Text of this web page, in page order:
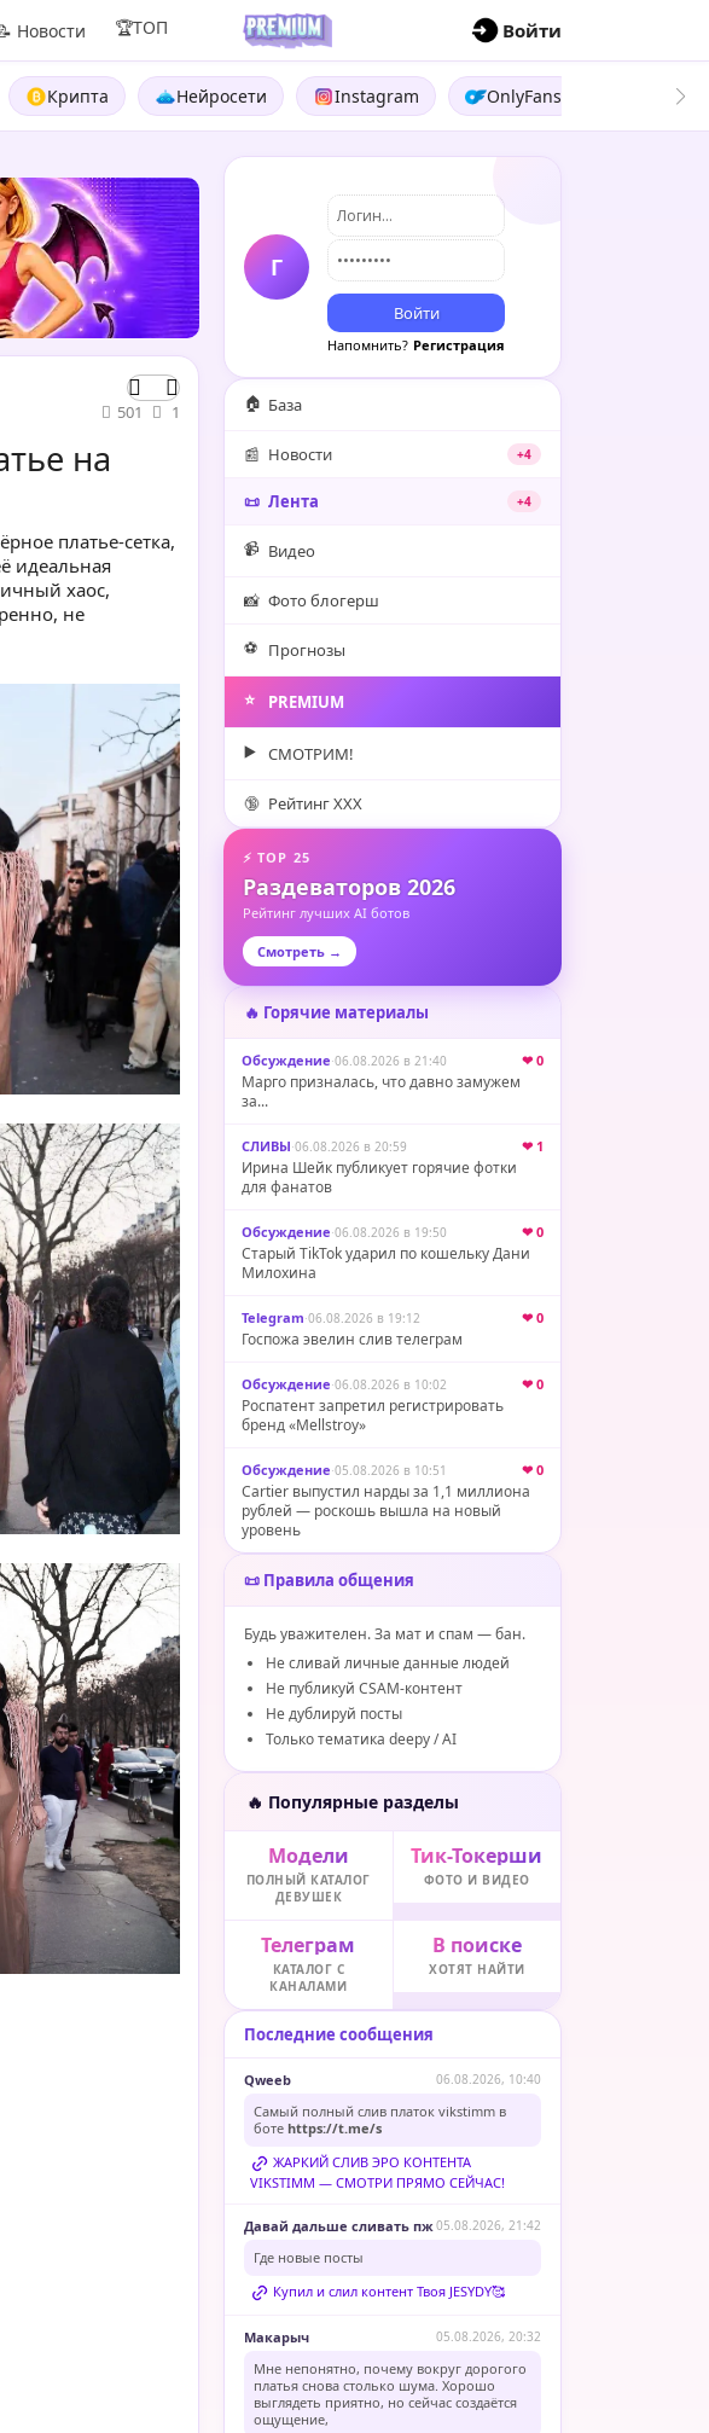
Новости 🏆ТОП Войти
Крипта Нейросети Instagram OnlyFans Boosty
501 1
на
платье-сетка,
идеальная
хаос,
не
Г
Войти
Напомнить? Регистрация
🏠 База
📰 Новости +4
📜 Лента +4
📹 Видео
📸 Фото блогерш
⚽️ Прогнозы
⭐️ PREMIUM
▶️ СМОТРИМ!
🔞 Рейтинг XXX
⚡ TOP 25
Раздеваторов 2026
Рейтинг лучших AI ботов
Смотреть →
🔥 Горячие материалы
Обсуждение·06.08.2026 в 21:40 ❤ 0
Марго призналась, что давно замужем
за...
СЛИВЫ·06.08.2026 в 20:59 ❤ 1
Ирина Шейк публикует горячие фотки
для фанатов
Обсуждение·06.08.2026 в 19:50 ❤ 0
Старый TikTok ударил по кошельку Дани
Милохина
Telegram·06.08.2026 в 19:12 ❤ 0
Госпожа эвелин слив телеграм
Обсуждение·06.08.2026 в 10:02 ❤ 0
Роспатент запретил регистрировать
бренд «Mellstroy»
Обсуждение·05.08.2026 в 10:51 ❤ 0
Cartier выпустил нарды за 1,1 миллиона
рублей — роскошь вышла на новый
уровень
📜 Правила общения
Будь уважителен. За мат и спам — бан.
Не сливай личные данные людей
Не публикуй CSAM-контент
Не дублируй посты
Только тематика deepy / AI
🔥 Популярные разделы
Модели
ПОЛНЫЙ КАТАЛОГ
ДЕВУШЕК
Тик-Токерши
ФОТО И ВИДЕО
Телеграм
КАТАЛОГ С
КАНАЛАМИ
В поиске
ХОТЯТ НАЙТИ
Последние сообщения
Qweeb 06.08.2026, 10:40
Самый полный слив платок vikstimm в
боте https://t.me/s
ЖАРКИЙ СЛИВ ЭРО КОНТЕНТА
VIKSTIMM — СМОТРИ ПРЯМО СЕЙЧАС!
Давай дальше сливать пж05.08.2026, 21:42
Где новые посты
Купил и слил контент Твоя JESYDY🥰
Макарыч 05.08.2026, 20:32
Мне непонятно, почему вокруг дорогого
платья снова столько шума. Хорошо
выглядеть приятно, но сейчас создаётся
ощущение,